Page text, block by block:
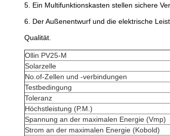
5. Ein Multifunktionskasten stellen sichere
6. Der Außenentwurf und die elektrische
Qualität.
Ollin PV25-M
Solarzelle
No.of-Zellen und -verbindungen
Testbedingung
Toleranz
Höchstleistung (P.M.)
Spannung an der maximalen Energie (Vmp)
Strom an der maximalen Energie (Kobold)